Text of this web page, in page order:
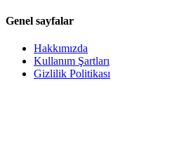
Genel sayfalar
Hakkımızda
Kullanım Şartları
Gizlilik Politikası